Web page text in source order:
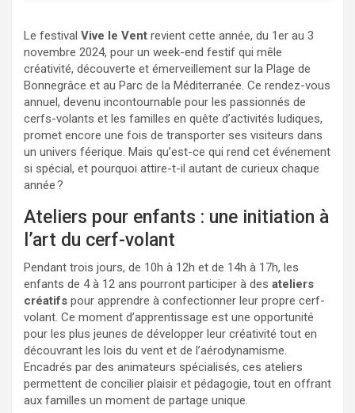
Le festival Vive le Vent revient cette année, du 1er au 3
novembre 2024, pour un week-end festif qui mêle
créativité, découverte et émerveillement sur la Plage de
Bonnegrâce et au Parc de la Méditerranée. Ce rendez-vous
annuel, devenu incontournable pour les passionnés de
cerfs-volants et les familles en quête d’activités ludiques,
promet encore une fois de transporter ses visiteurs dans
un univers féerique. Mais qu’est-ce qui rend cet événement
si spécial, et pourquoi attire-t-il autant de curieux chaque
année ?
Ateliers pour enfants : une initiation à
l’art du cerf-volant
Pendant trois jours, de 10h à 12h et de 14h à 17h, les
enfants de 4 à 12 ans pourront participer à des ateliers
créatifs pour apprendre à confectionner leur propre cerf-
volant. Ce moment d’apprentissage est une opportunité
pour les plus jeunes de développer leur créativité tout en
découvrant les lois du vent et de l’aérodynamisme.
Encadrés par des animateurs spécialisés, ces ateliers
permettent de concilier plaisir et pédagogie, tout en offrant
aux familles un moment de partage unique.